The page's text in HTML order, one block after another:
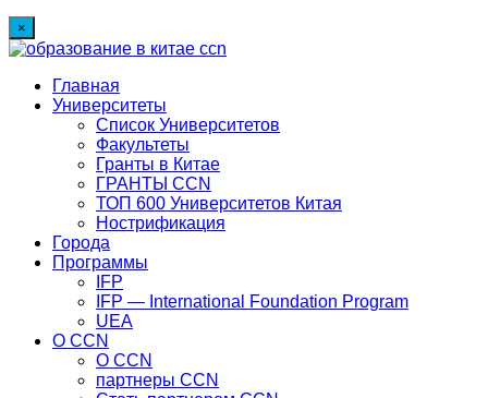
×
Главная
Университеты
Список Университетов
Факультеты
Гранты в Китае
ГРАНТЫ ССN
ТОП 600 Университетов Китая
Нострификация
Города
Программы
IFP
IFP — International Foundation Program
UEA
О CCN
О CCN
партнеры ССN